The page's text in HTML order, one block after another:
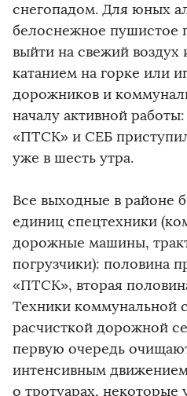
снегопадом. Для юных
белоснежное пушистое
выйти на свежий воздух
катанием на горке или
дорожников и
началу активной
«ПТСК» и СЕБ
уже в шесть утра.
Все выходные в районе
единиц спецтехники
дорожные машины,
погрузчики): половина
«ПТСК», вторая
Техники коммунальной
расчисткой дорожной
первую очередь
интенсивным
о тротуарах, некоторые